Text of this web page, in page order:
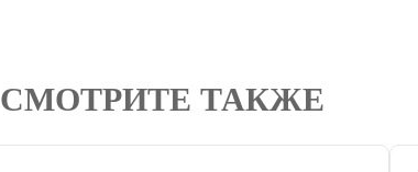
4.7
СМОТРИТЕ ТАКЖЕ